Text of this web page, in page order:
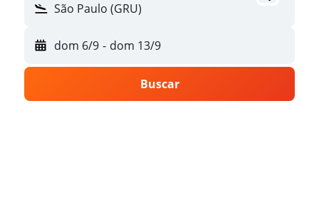
São Paulo (GRU)
dom 6/9 - dom 13/9
Buscar